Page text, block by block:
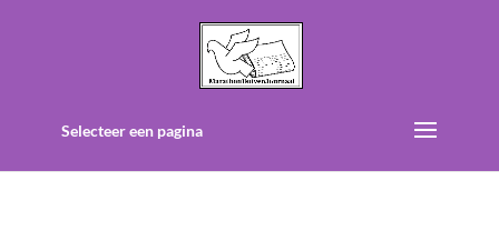
Selecteer een pagina